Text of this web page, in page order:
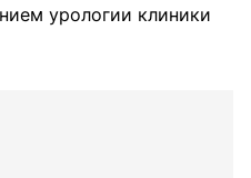
урологии клиники